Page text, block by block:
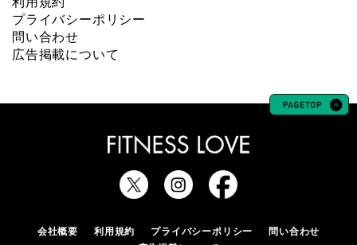
プライバシーポリシー
問い合わせ
広告掲載について
会社概要 利用規約 プライバシーポリシー
問い合わせ